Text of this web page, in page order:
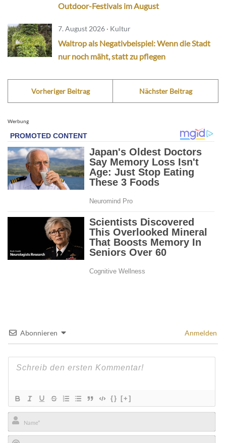
Outdoor-Festivals im August
7. August 2026 · Kultur
Waltrop als Negativbeispiel: Wenn die Stadt
nur noch mäht, statt zu pflegen
Vorheriger Beitrag Nächster Beitrag
Werbung
Abonnieren Anmelden
{} [+]
Name*